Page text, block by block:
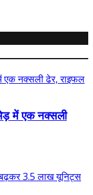
में एक नक्सली